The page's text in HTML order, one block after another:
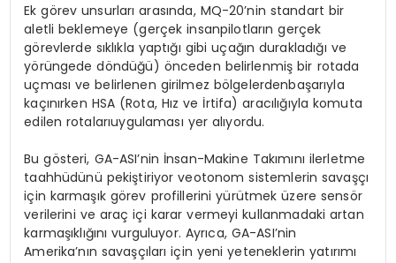
Ek görevunsurları arasında, MQ-20’nin standart bir
aletli beklemeye (gerçek insanpilotların gerçek
görevlerde sıklıkla yaptığı gibi uçağın durakladığı ve
yörüngede döndüğü) önceden belirlenmiş bir rotada
uçmasıve belirlenen girilmez bölgelerdenbaşarıyla
kaçınırken HSA (Rota, Hız ve İrtifa)aracılığıyla komuta
edilen rotalarıuygulaması yer alıyordu.
Bu gösteri, GA-ASI’nin İnsan-Makine Takımını ilerletme
taahhüdünü pekiştiriyor veotonom sistemlerin savaşçı
için karmaşıkgörev profillerini yürütmek üzere sensör
verilerini ve araç içi karar vermeyi kullanmadaki artan
karmaşıklığını vurguluyor. Ayrıca, GA-ASI’nin
Amerika’nın savaşçıları için yeniyeteneklerin yatırımı